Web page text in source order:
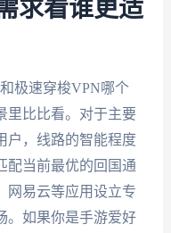
求看谁更适
极速穿梭VPN哪个
里比比看。对于主要
户，线路的智能程度
配当前最优的回国通
网易云等应用设立专
。如果你是手游爱好